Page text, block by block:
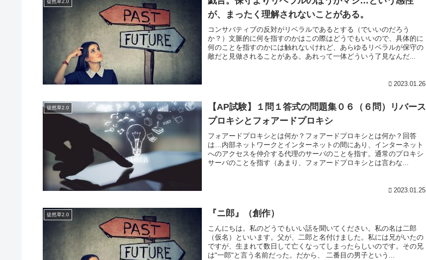
徒然草2.0
が、まったく理解されないことがある。
コンサバティブの反対がリベラルであるとする（でいいのだろう
か？）文脈的に何を指すのかはこの際はどうでもいいので、具体的に
何のことを指すのかには触れないけれど、あらゆるリベラルが保守の
敵だと見做されることがある。あれって一体どういう了見なんだ...
2023.01.26
徒然草2.0
【AP試験】１問１答式の問題集０６（６問）リバース
プロキシとフォアードプロキシ
フォアードプロキシとは何か？フォアードプロキシとは何か？回答
は…内部ネットワークとインターネットの間にあり、インターネット
へのアクセスを仲介する代理のサーバのことを指す。通常のプロキシ
サーバのことを指す（あまり、フォアードプロキシとは言わな...
2023.01.25
徒然草2.0 『ニ郎』（創作）
こんにちは。私のどうでもいい話を聞いてください。私の名は二郎
（仮名）といいます。父が、二郎と名付けました。私には兄がいたの
ですが、生まれて数日して亡くなってしまったらしいのです。その兄
は"一郎"と言う名前だった。だから、 二番目の男子という...